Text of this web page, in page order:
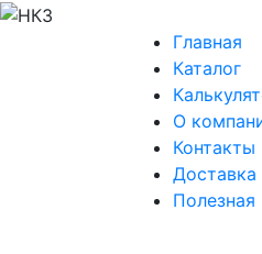
Главная
Каталог
О
Контакты
Доставка